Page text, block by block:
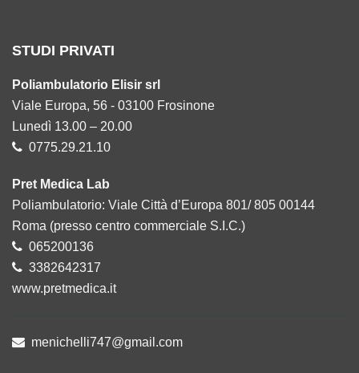
STUDI PRIVATI
Poliambulatorio Elisir srl
Viale Europa, 56 - 03100 Frosinone
Lunedì 13.00 – 20.00
0775.29.21.10
Pret Medica Lab
Poliambulatorio: Viale Città d’Europa 801/ 805 00144
Roma (presso centro commerciale S.I.C.)
065200136
3382642317
www.pretmedica.it
menichelli747@gmail.com